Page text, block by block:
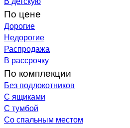
По цене
Дорогие
Недорогие
Распродажа
В рассрочку
По комплекции
Без подлокотников
С ящиками
С тумбой
Со спальным местом